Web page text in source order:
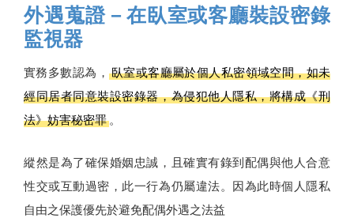
外遇蒐證－在臥室或客廳裝設密錄
監視器
實務多數認為， 臥室或客廳屬於個人私密領域空間，如未
經同居者同意裝設密錄器，為侵犯他人隱私，將構成《刑
法》妨害秘密罪 。
縱然是為了確保婚姻忠誠，且確實有錄到配偶與他人合意
性交或互動過密，此一行為仍屬違法。因為此時個人隱私
自由之保護優先於避免配偶外遇之法益